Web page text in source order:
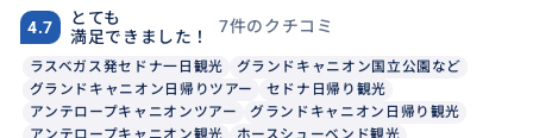
4.7
とても
満足できました！
7件のクチコミ
ラスベガス発セドナ一日観光
グランドキャニオン国立公園など
グランドキャニオン日帰りツアー
セドナ日帰り観光
アンテロープキャニオンツアー
グランドキャニオン日帰り観光